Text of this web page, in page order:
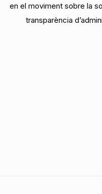
en el moviment sobre la
transparència